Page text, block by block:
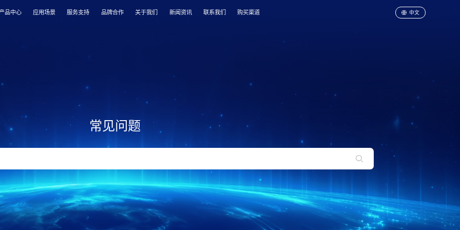
品中心 应用场景 服务支持 品牌合作 关于我们 新闻资讯 联系我们 购买渠道 中文
常见问题